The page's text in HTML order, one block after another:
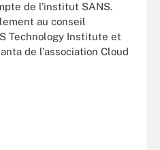
de l'institut SANS.
au conseil
Technology Institute et
de l'association Cloud